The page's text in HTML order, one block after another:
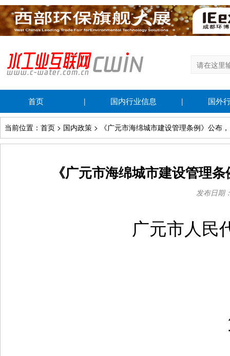
首页 | 国内行业信息 | 国外
当前位置：首页 > 国内政策 > 《广元市海绵城市建设管理条例》公布
《广元市海绵城市建设管理
发布日期
广元市人民